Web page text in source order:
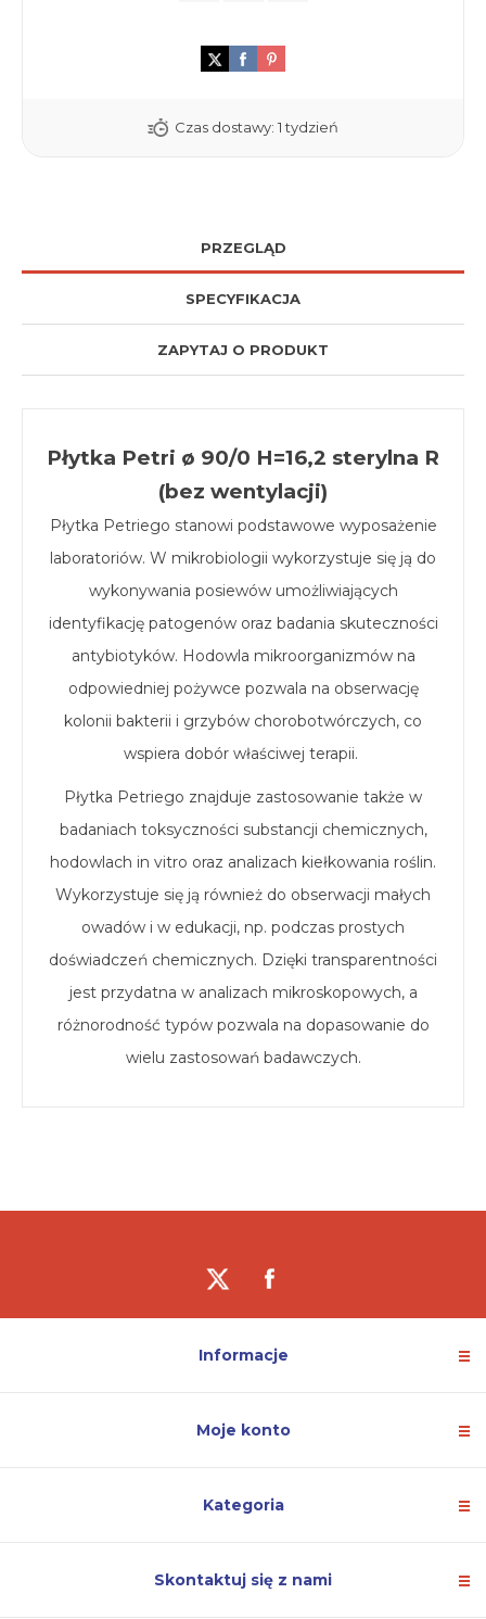
Czas dostawy: 1 tydzień
PRZEGLĄD
SPECYFIKACJA
ZAPYTAJ O PRODUKT
Płytka Petri ø 90/0 H=16,2 sterylna R
(bez wentylacji)
Płytka Petriego stanowi podstawowe wyposażenie
laboratoriów. W mikrobiologii wykorzystuje się ją do
wykonywania posiewów umożliwiających
identyfikację patogenów oraz badania skuteczności
antybiotyków. Hodowla mikroorganizmów na
odpowiedniej pożywce pozwala na obserwację
kolonii bakterii i grzybów chorobotwórczych, co
wspiera dobór właściwej terapii.
Płytka Petriego znajduje zastosowanie także w
badaniach toksyczności substancji chemicznych,
hodowlach in vitro oraz analizach kiełkowania roślin.
Wykorzystuje się ją również do obserwacji małych
owadów i w edukacji, np. podczas prostych
doświadczeń chemicznych. Dzięki transparentności
jest przydatna w analizach mikroskopowych, a
różnorodność typów pozwala na dopasowanie do
wielu zastosowań badawczych.
Informacje
Moje konto
Kategoria
Skontaktuj się z nami